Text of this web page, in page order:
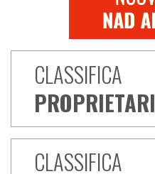
CLASSIFICA
PROPRIETARI
CLASSIFICA